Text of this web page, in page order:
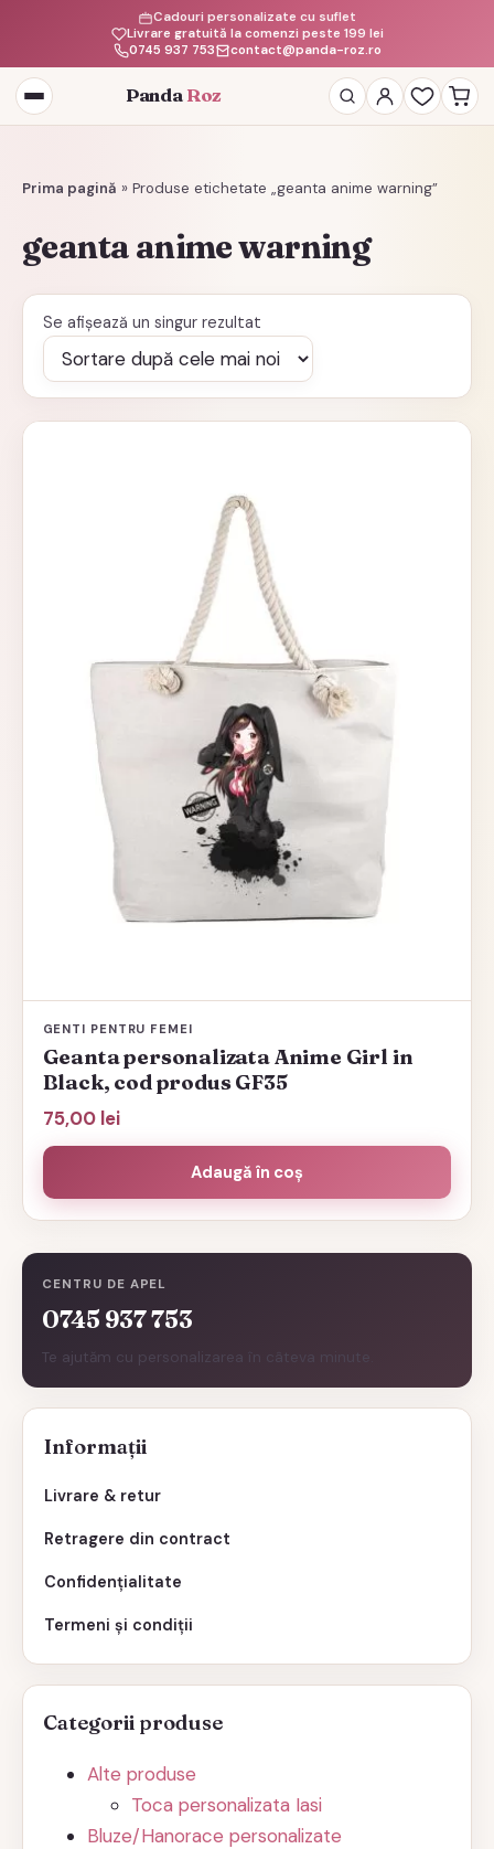
Livrare gratuită la comenzi peste 199 lei
Cadouri personalizate cu suflet
0745 937 753
contact@panda-roz.ro
Deschide
meniul
Panda Roz
Prima pagină » Produse etichetate „geanta anime warning”
CENTRU DE APEL
0745 937 753
Te ajutăm cu personalizarea în câteva minute.
Informații
Livrare & retur
Retragere din contract
Confidențialitate
Termeni și condiții
Categorii produse
Alte produse
Toca personalizata Iasi
Bluze/Hanorace personalizate
geanta anime warning
Se afișează un singur rezultat
GENTI PENTRU FEMEI
Geanta personalizata Anime Girl in
Black, cod produs GF35
75,00 lei
Adaugă în coș